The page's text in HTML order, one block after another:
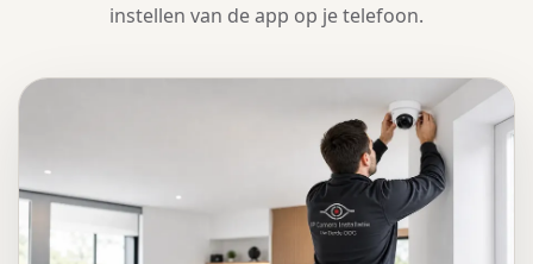
instellen van de app op je telefoon.